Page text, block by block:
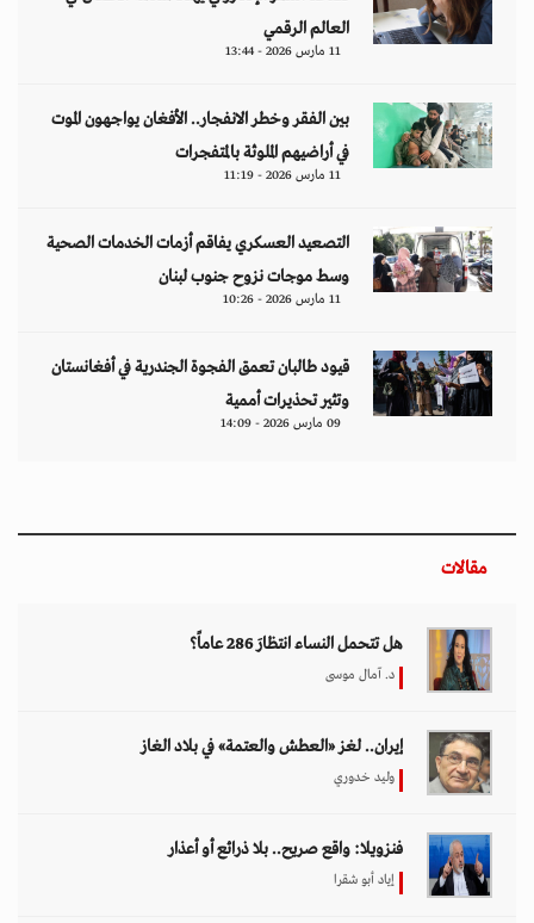
العالم الرقمي
11 مارس 2026 - 13:44
بين الفقر وخطر الانفجار.. الأفغان يواجهون الموت
في أراضيهم الملوثة بالمتفجرات
11 مارس 2026 - 11:19
التصعيد العسكري يفاقم أزمات الخدمات الصحية
وسط موجات نزوح جنوب لبنان
11 مارس 2026 - 10:26
قيود طالبان تعمق الفجوة الجندرية في أفغانستان
وتثير تحذيرات أممية
09 مارس 2026 - 14:09
مقالات
هل تتحمل النساء انتظارَ 286 عاماً؟
د. آمال موسى
إيران.. لغز «العطش والعتمة» في بلاد الغاز
وليد خدوري
فنزويلا: واقع صريح.. بلا ذرائع أو أعذار
إياد أبو شقرا